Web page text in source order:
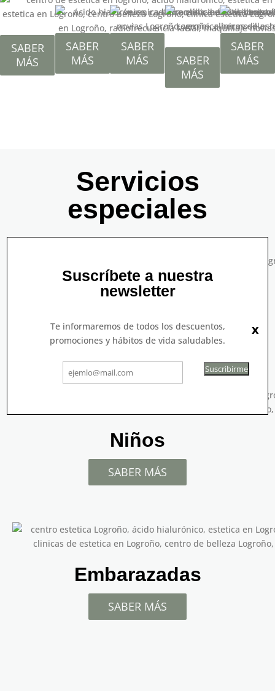
Tu tienda Online
Tienda Online
SABER
MÁS
SABER
MÁS
SABER
MÁS
SABER
MÁS
SABER
MÁS
Servicios
especiales
SABER MÁS
Niños
SABER MÁS
Embarazadas
SABER MÁS
x
Suscríbete a nuestra
newsletter
Te informaremos de todos los descuentos,
promociones y hábitos de vida saludables.
Suscribirme